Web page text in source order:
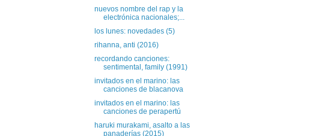
nuevos nombre del rap y la
electrónica nacionales;...
los lunes: novedades (5)
rihanna, anti (2016)
recordando canciones:
sentimental, family (1991)
invitados en el marino: las
canciones de blacanova
invitados en el marino: las
canciones de perapertú
haruki murakami, asalto a las
panaderías (2015)